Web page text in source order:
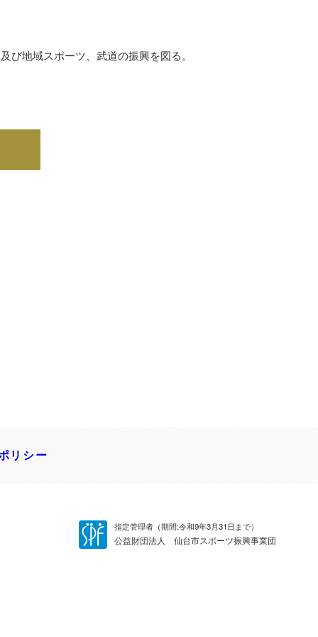
地域スポーツ、武道の振興を図る。
リシー
指定管理者（期間:令和9年3月31日まで）
公益財団法人 仙台市スポーツ振興事業団